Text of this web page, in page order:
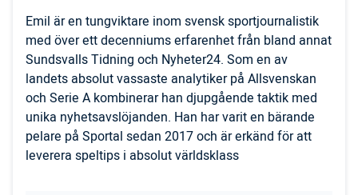
Emil är en tungviktare inom svensk sportjournalistik
med över ett decenniums erfarenhet från bland annat
Sundsvalls Tidning och Nyheter24. Som en av
landets absolut vassaste analytiker på Allsvenskan
och Serie A kombinerar han djupgående taktik med
unika nyhetsavslöjanden. Han har varit en bärande
pelare på Sportal sedan 2017 och är erkänd för att
leverera speltips i absolut världsklass